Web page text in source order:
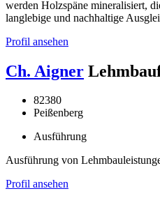
werden Holzspäne mineralisiert,
langlebige und nachhaltige
Profil ansehen
Ch. Aigner
82380
Peißenberg
Ausführung
Ausführung von
Profil ansehen